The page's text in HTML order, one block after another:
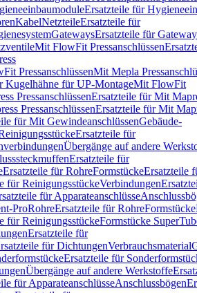
Ersatzteile für
KabelNetzteileErsatzteile für
GatewaysErsatzteile für
Mit FlowFit Pressanschlüssen
PressanschlüssenMit Mepla
Kugelhähne für UP-MontageMit FlowFit
PressanschlüssenErsatzteile für Mit
PressanschlüssenErsatzteile für Mit
für Mit GewindeanschlüssenGebäude-
Ersatzteile für
Übergänge auf andere
Ersatzteile für
Ersatzteile für RohreFormstückeErsatzteile
für ReinigungsstückeVerbindungen
für Apparateanschlüsse
ProRohreErsatzteile für RohreFormstücke
für ReinigungsstückeFormstücke
Ersatzteile für
für DichtungenVerbrauchsmaterial
Ersatzteile für
Übergänge auf andere Werkstoffe
für ApparateanschlüsseAnschlussbögen